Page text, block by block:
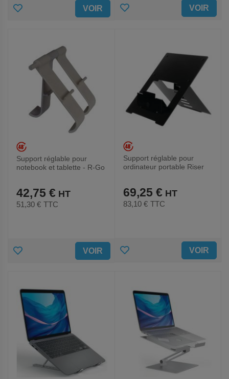
AJOUTER VOIR AJOUTER VOIR
Support réglable pour
notebook et tablette - R-Go
42,75 €
51,30 € TTC
AJOUTER VOIR
Support réglable pour
ordinateur portable Riser
69,25 €
83,10 € TTC
AJOUTER VOIR